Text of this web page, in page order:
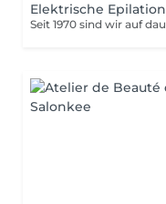
Elektrische Epilation